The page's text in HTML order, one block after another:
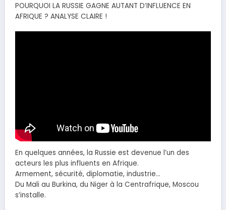
POURQUOI LA RUSSIE GAGNE AUTANT D’INFLUENCE EN
AFRIQUE ? ANALYSE CLAIRE !
En quelques années, la Russie est devenue l’un des
acteurs les plus influents en Afrique.
Armement, sécurité, diplomatie, industrie…
Du Mali au Burkina, du Niger à la Centrafrique, Moscou
s’installe.